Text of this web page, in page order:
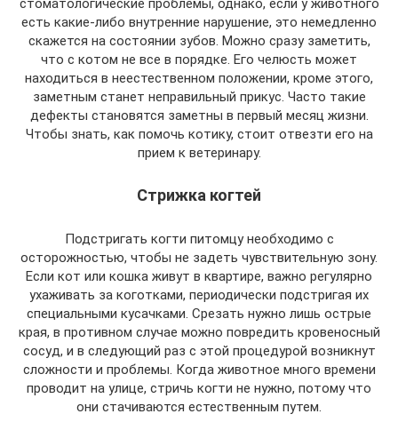
стоматологические проблемы, однако, если у животного
есть какие-либо внутренние нарушение, это немедленно
скажется на состоянии зубов. Можно сразу заметить,
что с котом не все в порядке. Его челюсть может
находиться в неестественном положении, кроме этого,
заметным станет неправильный прикус. Часто такие
дефекты становятся заметны в первый месяц жизни.
Чтобы знать, как помочь котику, стоит отвезти его на
прием к ветеринару.
Стрижка когтей
Подстригать когти питомцу необходимо с
осторожностью, чтобы не задеть чувствительную зону.
Если кот или кошка живут в квартире, важно регулярно
ухаживать за коготками, периодически подстригая их
специальными кусачками. Срезать нужно лишь острые
края, в противном случае можно повредить кровеносный
сосуд, и в следующий раз с этой процедурой возникнут
сложности и проблемы. Когда животное много времени
проводит на улице, стричь когти не нужно, потому что
они стачиваются естественным путем.